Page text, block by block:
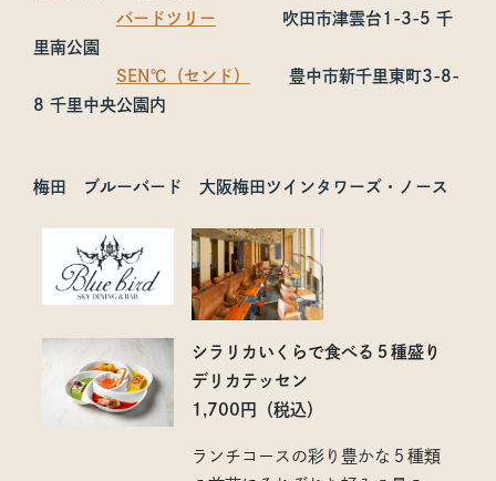
バードツリー 吹田市津雲台1-3-5 千
里南公園
SEN℃（センド）
豊中市新千里東町3-8-
8 千里中央公園内
梅田 ブルーバード 大阪梅田ツインタワーズ・ノース
シラリカいくらで食べる５種盛り
デリカテッセン
1,700円（税込）
ランチコースの彩り豊かな５種類